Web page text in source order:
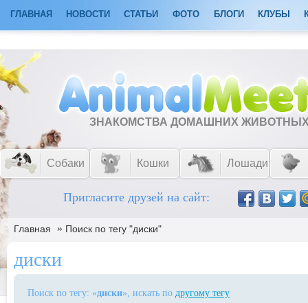
ГЛАВНАЯ НОВОСТИ СТАТЬИ ФОТО БЛОГИ КЛУБЫ
ЗНАКОМСТВА ДОМАШНИХ
Собаки Кошки Лошади
Пригласите друзей на сайт:
Главная » Поиск по тегу "диски"
диски
Поиск по тегу: «диски», искать по другому тегу